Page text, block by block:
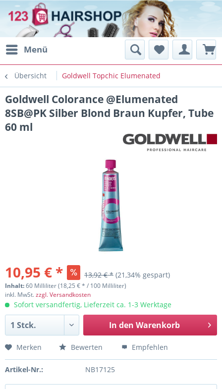
Menü
Übersicht Goldwell Topchic Elumenated
Goldwell Colorance @Elumenated
8SB@PK Silber Blond Braun Kupfer, Tube
60 ml
10,95 € * 13,92 € * (21,34% gespart)
Inhalt:60 Milliliter (18,25 € * / 100 Milliliter)
inkl. MwSt.zzgl. Versandkosten
Sofort versandfertig, Lieferzeit ca. 1-3 Werktage
In den Warenkorb
Merken Bewerten Empfehlen
Artikel-Nr.: NB17125